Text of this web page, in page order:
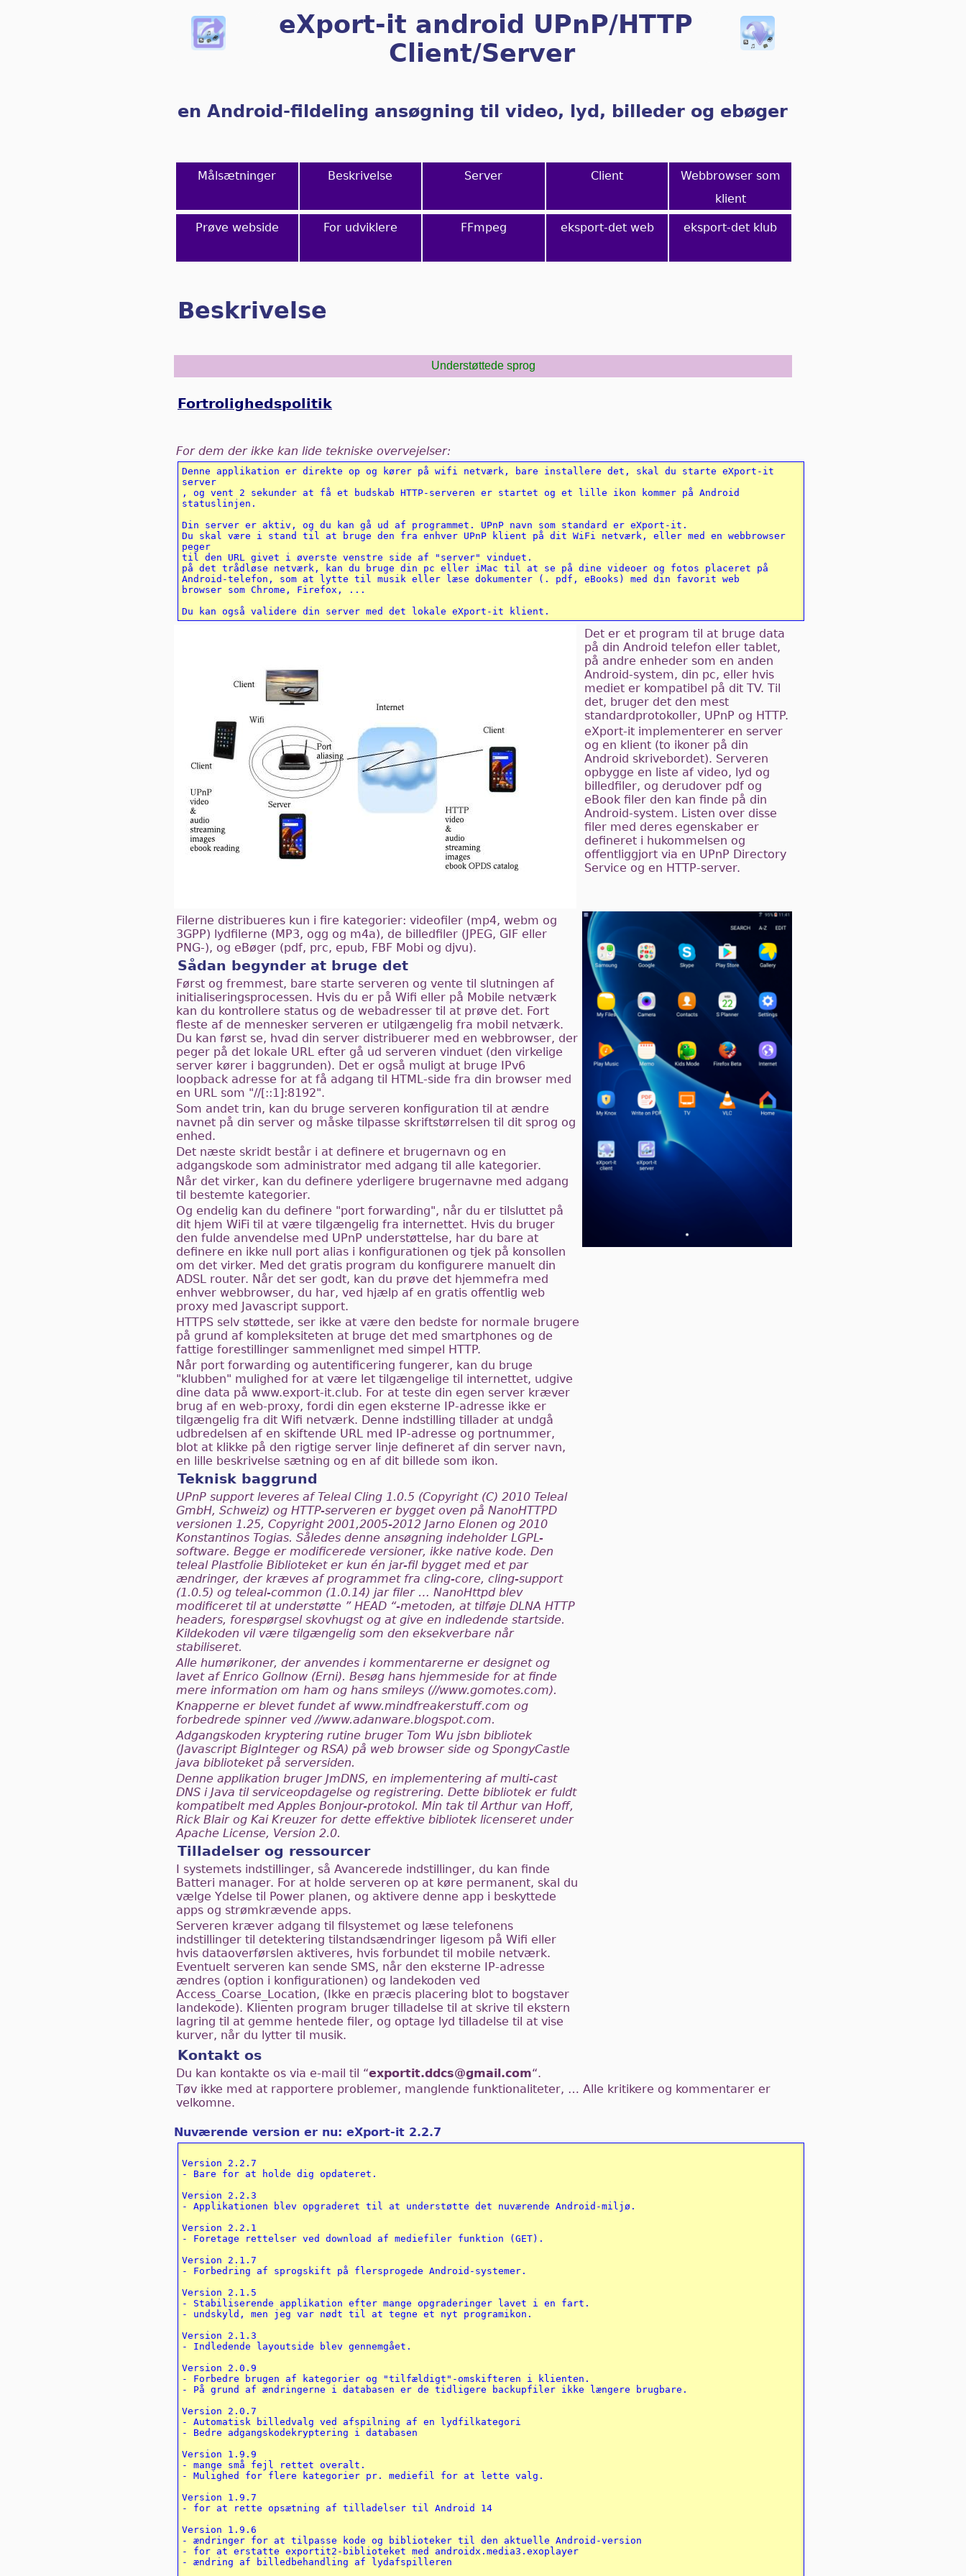
eXport-it android UPnP/HTTP
Client/Server
en Android-fildeling ansøgning til video, lyd, billeder og ebøger
Målsætninger Beskrivelse Server Client
Webbrowser som
klient
Prøve webside For udviklere FFmpeg eksport-det web eksport-det klub
Beskrivelse
Understøttede sprog
Fortrolighedspolitik
For dem der ikke kan lide tekniske overvejelser:
Denne applikation er direkte op og kører på wifi netværk, bare installere det, skal du starte eXport-it
server
, og vent 2 sekunder at få et budskab HTTP-serveren er startet og et lille ikon kommer på Android
statuslinjen.
Din server er aktiv, og du kan gå ud af programmet. UPnP navn som standard er eXport-it.
Du skal være i stand til at bruge den fra enhver UPnP klient på dit WiFi netværk, eller med en webbrowser
peger
til den URL givet i øverste venstre side af "server" vinduet.
på det trådløse netværk, kan du bruge din pc eller iMac til at se på dine videoer og fotos placeret på
Android-telefon, som at lytte til musik eller læse dokumenter (. pdf, eBooks) med din favorit web
browser som Chrome, Firefox, ...
Det er et program til at bruge data
på din Android telefon eller tablet,
på andre enheder som en anden
Android-system, din pc, eller hvis
mediet er kompatibel på dit TV. Til
det, bruger det den mest
standardprotokoller, UPnP og HTTP.
eXport-it implementerer en server
og en klient (to ikoner på din
Android skrivebordet). Serveren
opbygge en liste af video, lyd og
billedfiler, og derudover pdf og
eBook filer den kan finde på din
Android-system. Listen over disse
filer med deres egenskaber er
defineret i hukommelsen og
offentliggjort via en UPnP Directory
Service og en HTTP-server.
Filerne distribueres kun i fire kategorier: videofiler (mp4, webm og
3GPP) lydfilerne (MP3, ogg og m4a), de billedfiler (JPEG, GIF eller
PNG-), og eBøger (pdf, prc, epub, FBF Mobi og djvu).
Sådan begynder at bruge det
Først og fremmest, bare starte serveren og vente til slutningen af
initialiseringsprocessen. Hvis du er på Wifi eller på Mobile netværk
kan du kontrollere status og de webadresser til at prøve det. Fort
fleste af de mennesker serveren er utilgængelig fra mobil netværk.
Du kan først se, hvad din server distribuerer med en webbrowser, der
peger på det lokale URL efter gå ud serveren vinduet (den virkelige
server kører i baggrunden). Det er også muligt at bruge IPv6
loopback adresse for at få adgang til HTML-side fra din browser med
en URL som "//[::1]:8192".
Som andet trin, kan du bruge serveren konfiguration til at ændre
navnet på din server og måske tilpasse skriftstørrelsen til dit sprog og
enhed.
Det næste skridt består i at definere et brugernavn og en
adgangskode som administrator med adgang til alle kategorier.
Når det virker, kan du definere yderligere brugernavne med adgang
til bestemte kategorier.
Og endelig kan du definere "port forwarding", når du er tilsluttet på
dit hjem WiFi til at være tilgængelig fra internettet. Hvis du bruger
den fulde anvendelse med UPnP understøttelse, har du bare at
definere en ikke null port alias i konfigurationen og tjek på konsollen
om det virker. Med det gratis program du konfigurere manuelt din
ADSL router. Når det ser godt, kan du prøve det hjemmefra med
enhver webbrowser, du har, ved hjælp af en gratis offentlig web
proxy med Javascript support.
HTTPS selv støttede, ser ikke at være den bedste for normale brugere
på grund af kompleksiteten at bruge det med smartphones og de
fattige forestillinger sammenlignet med simpel HTTP.
Når port forwarding og autentificering fungerer, kan du bruge
"klubben" mulighed for at være let tilgængelige til internettet, udgive
dine data på www.export-it.club. For at teste din egen server kræver
brug af en web-proxy, fordi din egen eksterne IP-adresse ikke er
tilgængelig fra dit Wifi netværk. Denne indstilling tillader at undgå
udbredelsen af en skiftende URL med IP-adresse og portnummer,
blot at klikke på den rigtige server linje defineret af din server navn,
en lille beskrivelse sætning og en af dit billede som ikon.
Teknisk baggrund
UPnP support leveres af Teleal Cling 1.0.5 (Copyright (C) 2010 Teleal
GmbH, Schweiz) og HTTP-serveren er bygget oven på NanoHTTPD
versionen 1.25, Copyright 2001,2005-2012 Jarno Elonen og 2010
Konstantinos Togias. Således denne ansøgning indeholder LGPL-
software. Begge er modificerede versioner, ikke native kode. Den
teleal Plastfolie Biblioteket er kun én jar-fil bygget med et par
ændringer, der kræves af programmet fra cling-core, cling-support
(1.0.5) og teleal-common (1.0.14) jar filer … NanoHttpd blev
modificeret til at understøtte ” HEAD “-metoden, at tilføje DLNA HTTP
headers, forespørgsel skovhugst og at give en indledende startside.
Kildekoden vil være tilgængelig som den eksekverbare når
stabiliseret.
Alle humørikoner, der anvendes i kommentarerne er designet og
lavet af Enrico Gollnow (Erni). Besøg hans hjemmeside for at finde
mere information om ham og hans smileys (//www.gomotes.com).
Knapperne er blevet fundet af www.mindfreakerstuff.com og
forbedrede spinner ved //www.adanware.blogspot.com.
Adgangskoden kryptering rutine bruger Tom Wu jsbn bibliotek
(Javascript BigInteger og RSA) på web browser side og SpongyCastle
java biblioteket på serversiden.
Denne applikation bruger JmDNS, en implementering af multi-cast
DNS i Java til serviceopdagelse og registrering. Dette bibliotek er fuldt
kompatibelt med Apples Bonjour-protokol. Min tak til Arthur van Hoff,
Rick Blair og Kai Kreuzer for dette effektive bibliotek licenseret under
Apache License, Version 2.0.
Tilladelser og ressourcer
I systemets indstillinger, så Avancerede indstillinger, du kan finde
Batteri manager. For at holde serveren op at køre permanent, skal du
vælge Ydelse til Power planen, og aktivere denne app i beskyttede
apps og strømkrævende apps.
Serveren kræver adgang til filsystemet og læse telefonens
indstillinger til detektering tilstandsændringer ligesom på Wifi eller
hvis dataoverførslen aktiveres, hvis forbundet til mobile netværk.
Eventuelt serveren kan sende SMS, når den eksterne IP-adresse
ændres (option i konfigurationen) og landekoden ved
Access_Coarse_Location, (Ikke en præcis placering blot to bogstaver
landekode). Klienten program bruger tilladelse til at skrive til ekstern
lagring til at gemme hentede filer, og optage lyd tilladelse til at vise
kurver, når du lytter til musik.
Kontakt os
Du kan kontakte os via e-mail til “exportit.ddcs@gmail.com“.
Tøv ikke med at rapportere problemer, manglende funktionaliteter, … Alle kritikere og kommentarer er
velkomne.
Nuværende version er nu: eXport-it 2.2.7
Version 2.2.7
- Bare for at holde dig opdateret.
Version 2.2.3
- Applikationen blev opgraderet til at understøtte det nuværende Android-miljø.
Version 2.2.1
- Foretage rettelser ved download af mediefiler funktion (GET).
Version 2.1.7
- Forbedring af sprogskift på flersprogede Android-systemer.
Version 2.1.5
- Stabiliserende applikation efter mange opgraderinger lavet i en fart.
- undskyld, men jeg var nødt til at tegne et nyt programikon.
Version 2.1.3
- Indledende layoutside blev gennemgået.
Version 2.0.9
- Forbedre brugen af ​​kategorier og "tilfældigt"-omskifteren i klienten.
- På grund af ændringerne i databasen er de tidligere backupfiler ikke længere brugbare.
Version 2.0.7
- Automatisk billedvalg ved afspilning af en lydfilkategori
- Bedre adgangskodekryptering i databasen
Version 1.9.9
- mange små fejl rettet overalt.
- Mulighed for flere kategorier pr. mediefil for at lette valg.
Version 1.9.7
- for at rette opsætning af tilladelser til Android 14
Version 1.9.6
- ændringer for at tilpasse kode og biblioteker til den aktuelle Android-version
- for at erstatte exportit2-biblioteket med androidx.media3.exoplayer
- ændring af billedbehandling af lydafspilleren